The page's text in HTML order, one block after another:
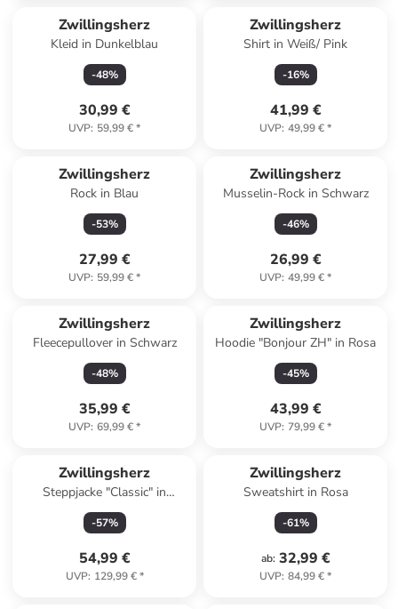
Zwillingsherz
Kleid in Dunkelblau
-48%
30,99 €
UVP: 59,99 €*
Zwillingsherz
Shirt in Weiß/ Pink
-16%
41,99 €
UVP: 49,99 €*
Zwillingsherz
Rock in Blau
-53%
27,99 €
UVP: 59,99 €*
Zwillingsherz
Musselin-Rock in Schwarz
-46%
26,99 €
UVP: 49,99 €*
Zwillingsherz
Fleecepullover in Schwarz
-48%
35,99 €
UVP: 69,99 €*
Zwillingsherz
Hoodie "Bonjour ZH" in Rosa
-45%
43,99 €
UVP: 79,99 €*
Zwillingsherz
Steppjacke "Classic" in
Dunkelblau
-57%
54,99 €
UVP: 129,99 €*
Zwillingsherz
Sweatshirt in Rosa
-61%
ab: 32,99 €
UVP: 84,99 €*